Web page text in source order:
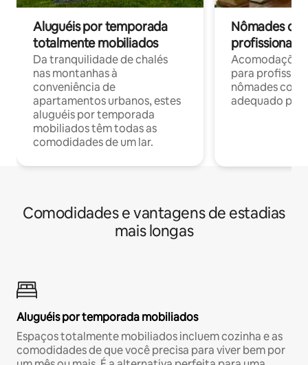
Aluguéis por temporada
totalmente mobiliados
Da tranquilidade de chalés
nas montanhas à
conveniência de
apartamentos urbanos, estes
aluguéis por temporada
mobiliados têm todas as
comodidades de um lar.
Nômades
profissionais
para
nômades com
adequado
Comodidades e vantagens de estadias
mais longas
Aluguéis por temporada mobiliados
Espaços totalmente mobiliados incluem cozinha e as
comodidades de que você precisa para viver bem por